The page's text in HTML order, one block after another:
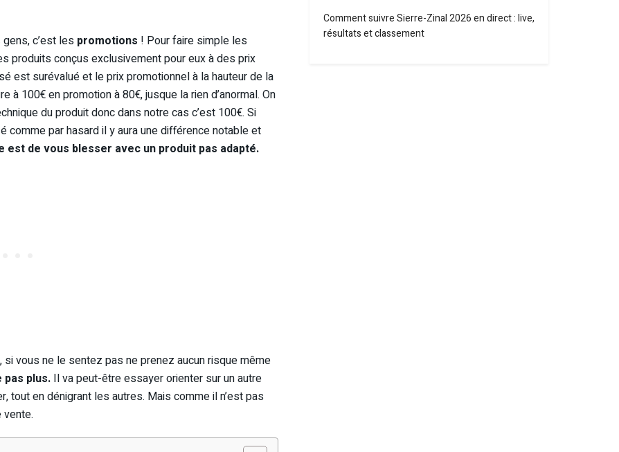
c’est les promotions ! Pour faire simple les
produits conçus exclusivement pour eux à des prix
est surévalué et le prix promotionnel à la hauteur de la
à 100€ en promotion à 80€, jusque la rien d’anormal. On
du produit donc dans notre cas c’est 100€. Si
comme par hasard il y aura une différence notable et
est de vous blesser avec un produit pas adapté.
vous ne le sentez pas ne prenez aucun risque même
pas plus. Il va peut-être essayer orienter sur un autre
tout en dénigrant les autres. Mais comme il n’est pas
Comment suivre Sierre-Zinal 2026 en direct : live,
résultats et classement